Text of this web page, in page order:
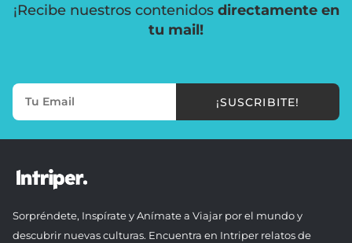
¡Recibe nuestros contenidos directamente en
tu mail!
¡SUSCRIBITE!
Sorpréndete, Inspírate y Anímate a Viajar por el mundo y
descubrir nuevas culturas. Encuentra en Intriper relatos de